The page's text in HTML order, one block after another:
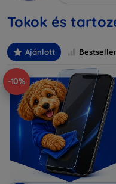
Tokok és
Ajánlott
-10%